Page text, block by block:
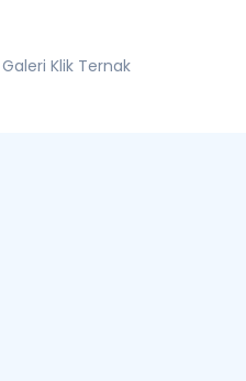
Galeri Klik Ternak